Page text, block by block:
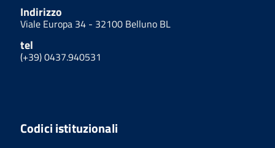
Indirizzo
Viale Europa 34 - 32100 Belluno BL
tel
(+39) 0437.940531
Codici istituzionali